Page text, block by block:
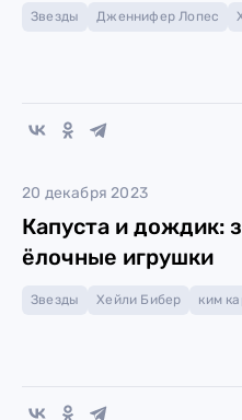
Звезды Дженнифер Лопес
20 декабря 2023
Капуста и дождик:
ёлочные игрушки
Звезды Хейли Бибер ким